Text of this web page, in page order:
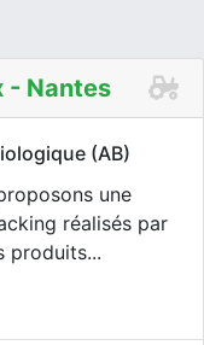
- Nantes
(AB)
une
réalisés par
produits...